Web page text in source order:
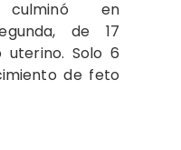
culminó en
de 17
uterino. Solo 6
de feto